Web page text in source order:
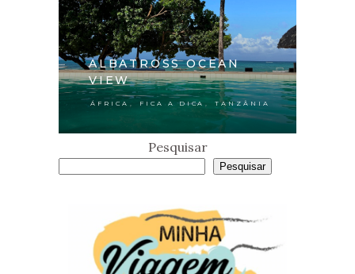
ALBATROSS OCEAN
VIEW
ÁFRICA FICA A DICA TANZÂNIA
Pesquisar
Pesquisar